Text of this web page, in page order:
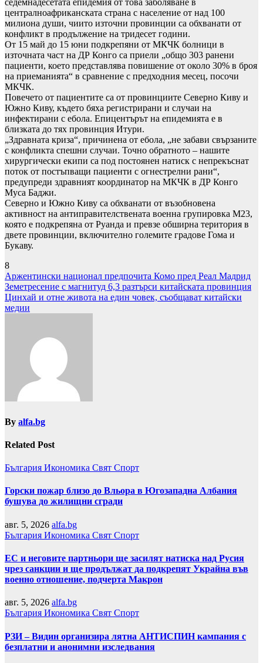
седемнадесетата епидемия от това заболяване в
централноафриканската страна с население от над 100
милиона души, чиито източни провинции са обхванати от
конфликт в продължение на тридесет години.
От 15 май до 15 юни подкрепяни от МКЧК болници в
източната част на ДР Конго са приели „общо 303 ранени
пациенти, което представлява повишение от около 30% в броя
на приеманията“ в сравнение с предходния месец, посочи
МКЧК.
Повечето от пациентите са от провинциите Северно Киву и
Южно Киву, където бяха регистрирани и случаи на
инфектирани с ебола. Епицентърът на епидемията е в
близката до тях провинция Итури.
„Здравната криза“, причинена от ебола, „не забави свързаните
с конфликта спешни случаи. Точно обратното – нашите
хирургически екипи са под постоянен натиск с непрекъснат
поток от постъпващи пациенти с огнестрелни рани“,
предупреди здравният координатор на МКЧК в ДР Конго
Муса Баджи.
Северно и Южно Киву са обхванати от възобновена
активност на антиправителствената военна групировка М23,
която е подкрепяна от Руанда и превзе обширна територия в
двете провинции, включително големите градове Гома и
Букаву.
8
Навигация
Аржентински национал предпочита Комо пред Реал Мадрид
Земетресение с магнитуд 6,3 разтърси китайската провинция
Цинхай и отне живота на един човек, съобщават китайски
медии
By alfa.bg
Related Post
България Икономика Свят Спорт
Горски пожар близо до Вльора в Югозападна Албания
бушува до жилищни сгради
авг. 5, 2026 alfa.bg
България Икономика Свят Спорт
ЕС и неговите партньори ще засилят натиска над Русия
чрез санкции и ще продължат да подкрепят Украйна във
военно отношение, подчерта Макрон
авг. 5, 2026 alfa.bg
България Икономика Свят Спорт
РЗИ – Видин организира лятна АНТИСПИН кампания с
безплатни и анонимни изследвания